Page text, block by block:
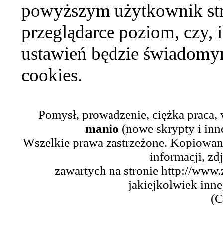
powyższym użytkownik
przeglądarce poziom,
ustawień będzie
cookies.
Pomysł, prowadzenie, ciężka
manio (nowe skrypty i
Wszelkie prawa zastrzeżone.
informacji,
zawartych na stronie http://
jakiejkolwiek